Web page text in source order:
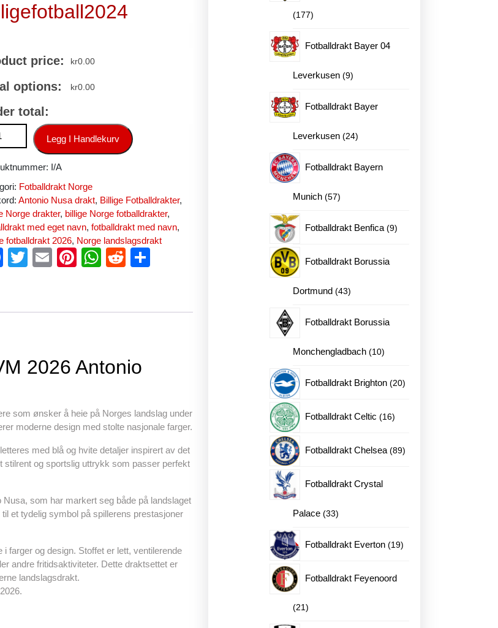
price: kr0.00
options: kr0.00
total:
Norge Hjemmedrakt VM 2026 Antonio Nusa #20 rød landslaget Fotballdrakter til Barn antall
Legg I Handlekurv
I/A
Fotballdrakt Norge
Antonio Nusa drakt, Billige Fotballdrakter,
Norge drakter, billige Norge fotballdrakter,
med eget navn,fotballdrakt med navn,
fotballdrakt 2026, Norge landslagsdrakt
F
e
o
o
T
er
E
Pi
e
W
s
p
p
R
di e
2026 Antonio
som ønsker å heie på Norges landslag under
moderne design med stolte nasjonale farger.
med blå og hvite detaljer inspirert av det
stilrent og sportslig uttrykk som passer perfekt
som har markert seg både på landslaget
et tydelig symbol på spillerens prestasjoner
farger og design. Stoffet er lett, ventilerende
andre fritidsaktiviteter. Dette draktsettet er
landslagsdrakt.
177177
produkter
Fotballdrakt Bayer 04
Leverkusen 99
Fotballdrakt Bayer
Leverkusen 2424
Fotballdrakt Bayern
Munich 5757
Fotballdrakt Benfica 99
Fotballdrakt Borussia
Dortmund 4343
Fotballdrakt Borussia
Monchengladbach 1010
Fotballdrakt Brighton 2020
Fotballdrakt Celtic 1616
Fotballdrakt Chelsea 8989
Fotballdrakt Crystal
Palace 3333
Fotballdrakt Everton 1919
Fotballdrakt Feyenoord
2121